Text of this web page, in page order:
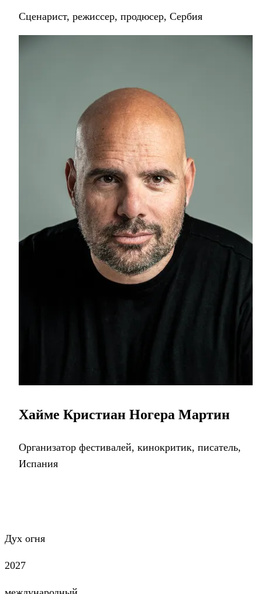
Сценарист, режиссер, продюсер, Сербия
Хайме Кристиан Ногера Мартин
Организатор фестивалей, кинокритик, писатель,
Испания
Дух огня
2027